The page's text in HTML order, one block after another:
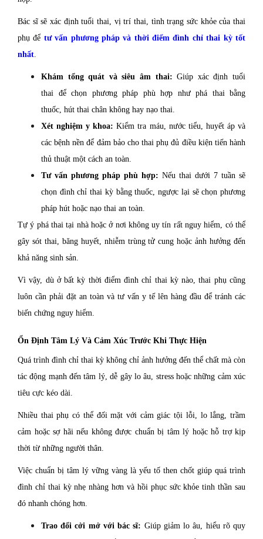
Bác sĩ sẽ xác định tuổi thai, vị trí thai, tình trạng sức khỏe của thai
phụ để tư vấn phương pháp và thời điểm đình chỉ thai kỳ tốt
nhất
Khám tổng quát và siêu âm thai: Giúp xác định tuổi
thai để chọn phương pháp phù hợp như phá thai bằng
thuốc, hút thai chân không hay nạo thai.
Xét nghiệm y khoa: Kiểm tra máu, nước tiểu, huyết áp và
các bệnh nền để đảm bảo cho thai phụ đủ điều kiện tiến hành
thủ thuật một cách an toàn.
Tư vấn phương pháp phù hợp: Nếu thai dưới 7 tuần sẽ
chọn đình chỉ thai kỳ bằng thuốc, ngược lại sẽ chọn phương
pháp hút hoặc nạo thai an toàn.
Tự ý phá thai tại nhà hoặc ở nơi không uy tín rất nguy hiểm, có thể
gây sót thai, băng huyết, nhiễm trùng tử cung hoặc ảnh hưởng đến
khả năng sinh sản.
Vì vậy, dù ở bất kỳ thời điểm đình chỉ thai kỳ nào, thai phụ cũng
luôn cần phải đặt an toàn và tư vấn y tế lên hàng đầu để tránh các
biến chứng nguy hiểm.
Ổn Định Tâm Lý Và Cảm Xúc Trước Khi Thực Hiện
Quá trình đình chỉ thai kỳ không chỉ ảnh hưởng đến thể chất mà còn
tác động mạnh đến tâm lý, dễ gây lo âu, stress hoặc những cảm xúc
tiêu cực kéo dài.
Nhiều thai phụ có thể đối mặt với cảm giác tội lỗi, lo lắng, trầm
cảm hoặc sợ hãi nếu không được chuẩn bị tâm lý hoặc hỗ trợ kịp
thời từ những người thân.
Việc chuẩn bị tâm lý vững vàng là yếu tố then chốt giúp quá trình
đình chỉ thai kỳ nhẹ nhàng hơn và hồi phục sức khỏe tinh thần sau
đó nhanh chóng hơn.
Trao đổi cởi mở với bác sĩ: Giúp giảm lo âu, hiểu rõ quy